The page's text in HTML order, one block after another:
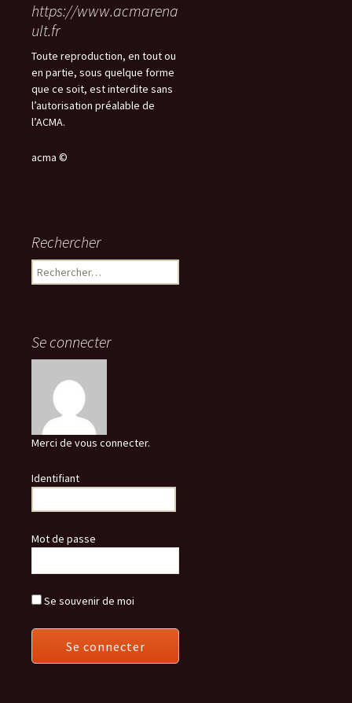
https://www.acmarena
ult.fr
Toute reproduction, en tout ou
en partie, sous quelque forme
que ce soit, est interdite sans
l’autorisation préalable de
l’ACMA.
acma ©
Rechercher
Rechercher :
Se connecter
Merci de vous connecter.
Identifiant
Mot de passe
Se souvenir de moi